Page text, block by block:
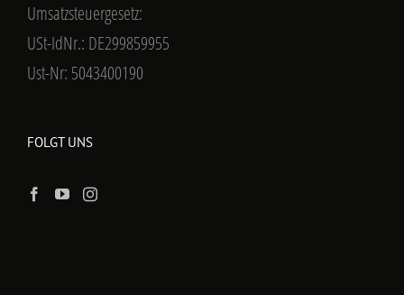
Umsatzsteuergesetz:
USt-IdNr.: DE299859955
Ust-Nr: 5043400190
FOLGT UNS